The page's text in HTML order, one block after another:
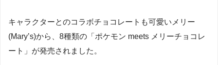
キャラクターとのコラボチョコレートも可愛いメリー
(Mary’s)から、8種類の「ポケモン meets メリーチョコレ
ート」が発売されました。